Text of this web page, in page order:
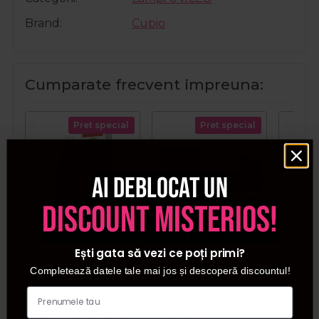
Brand
Cupio
Cumparate frecvent impreuna:
Pret special
lichida pentru
oprirea sangerarii
Alustat 10ml
PRP:42,00
Pret special
Microaplicatoare
pentru Alustat
100buc
unghii
Ai deblocat un
discount misterios!
Ești gata să vezi ce poți primi?
Completează datele tale mai jos și descoperă discountul!